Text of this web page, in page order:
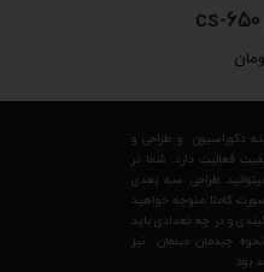
از سال 1388 در زمینه دکوراسیون و طراحی و
فعالیت دارد. شما در
طراحی سه بعدی
کاملا متوجه خواهید
و در چه تعدادی باید
نحوه چیدمان مبلمان نیز
بود.